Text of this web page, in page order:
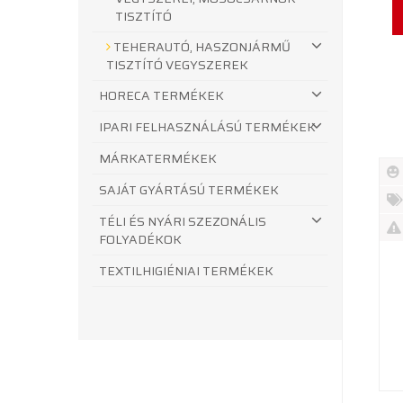
TISZTÍTÓ
TEHERAUTÓ, HASZONJÁRMŰ
TISZTÍTÓ VEGYSZEREK
HORECA TERMÉKEK
IPARI FELHASZNÁLÁSÚ TERMÉKEK
MÁRKATERMÉKEK
SAJÁT GYÁRTÁSÚ TERMÉKEK
TÉLI ÉS NYÁRI SZEZONÁLIS
FOLYADÉKOK
TEXTILHIGIÉNIAI TERMÉKEK
Új
%